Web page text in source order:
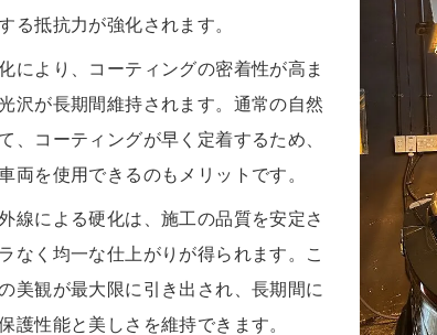
る抵抗力が強化されます。
により、コーティングの密着性が高ま
沢が長期間維持されます。通常の自然
、コーティングが早く定着するため、
両を使用できるのもメリットです。
線による硬化は、施工の品質を安定さ
なく均一な仕上がりが得られます。こ
美観が最大限に引き出され、長期間に
護性能と美しさを維持できます。